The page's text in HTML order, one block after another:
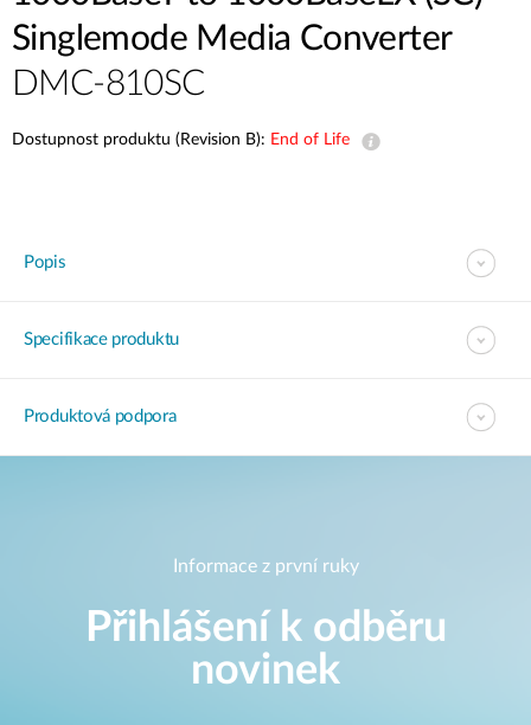
Singlemode Media Converter
DMC-810SC
Dostupnost produktu (Revision B): End of Life
Popis
Specifikace produktu
Produktová podpora
Informace z první ruky
Přihlášení k odběru
novinek